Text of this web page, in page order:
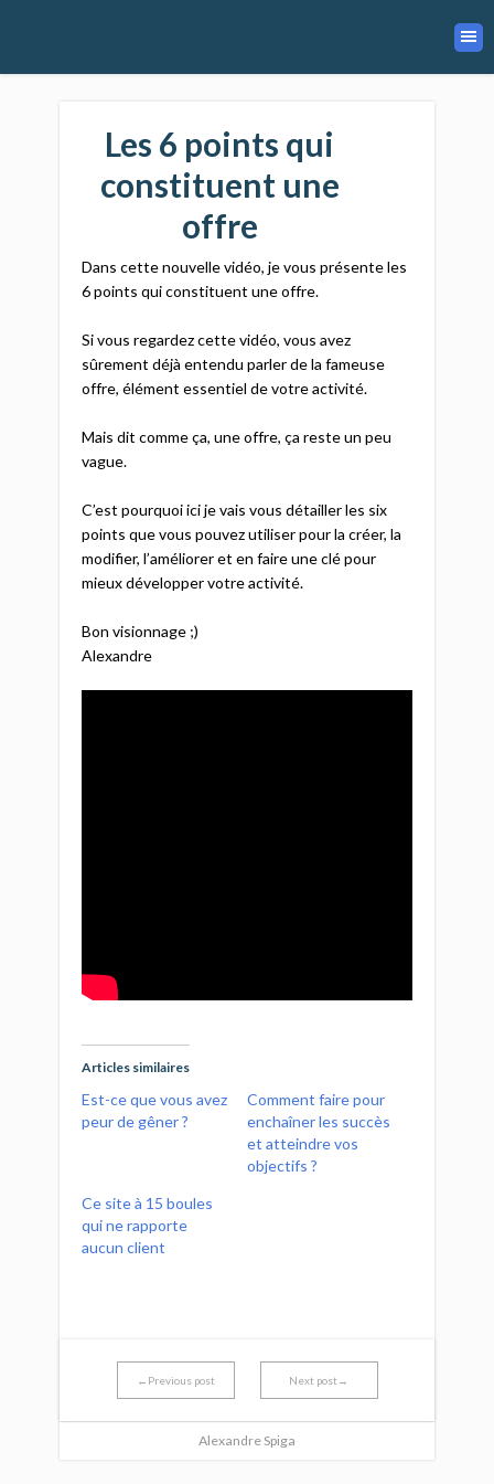
Les 6 points qui
constituent une
offre
Dans cette nouvelle vidéo, je vous présente les
6 points qui constituent une offre.​
Si vous regardez cette vidéo, vous avez
sûrement déjà entendu parler de la fameuse
offre, élément essentiel de votre activité.​
Mais dit comme ça, une offre, ça reste un peu
vague.​
C’est pourquoi ici je vais vous détailler les six
points que vous pouvez utiliser pour la créer, la
modifier, l’améliorer et en faire une clé pour
mieux développer votre activité.​
Bon visionnage ;)​
Alexandre​
Articles similaires
Est-ce que vous avez
peur de gêner ?
Comment faire pour
enchaîner les succès
et atteindre vos
objectifs ?
Ce site à 15 boules
qui ne rapporte
aucun client
←Previous post Next post→
Alexandre Spiga